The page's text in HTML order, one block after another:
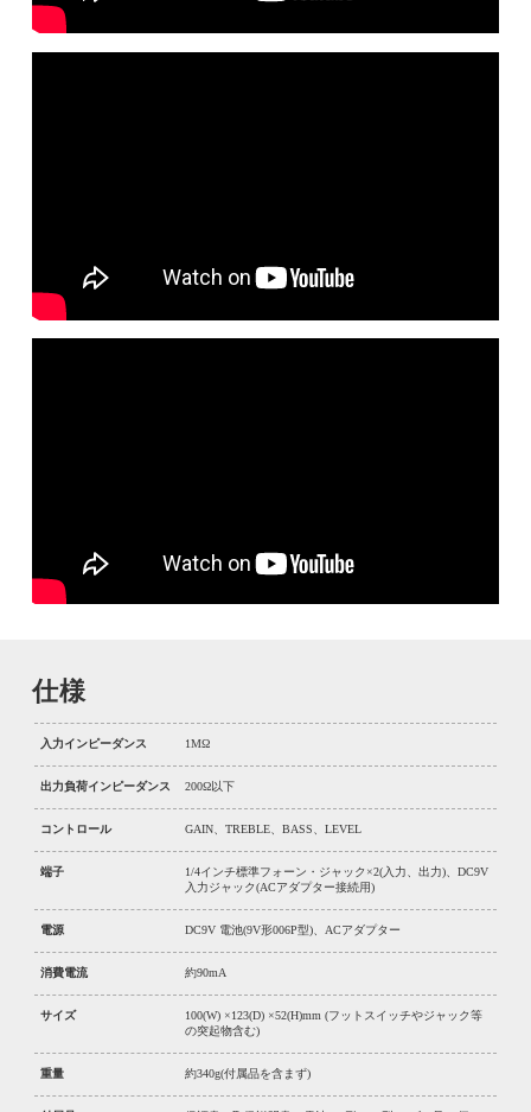
仕様
入力インピーダンス 1MΩ
出力負荷インピーダンス 200Ω以下
コントロール GAIN、TREBLE、BASS、LEVEL
端子
1/4インチ標準フォーン・ジャック×2(入力、出力)、DC9V
入力ジャック(ACアダプター接続用)
電源 DC9V 電池(9V形006P型)、ACアダプター
消費電流 約90mA
サイズ
100(W) ×123(D) ×52(H)mm (フットスイッチやジャック等
の突起物含む)
重量 約340g(付属品を含まず)